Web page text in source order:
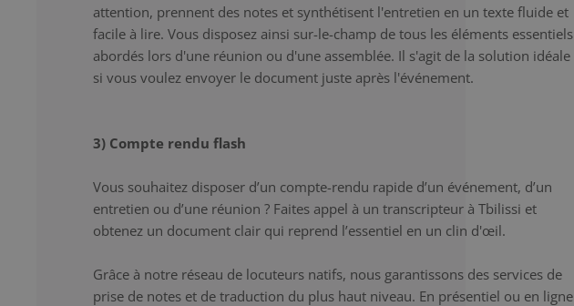
attention, prennent des notes et synthétisent l'entretien en un texte fluide et
facile à lire. Vous disposez ainsi sur-le-champ de tous les éléments essentiels
abordés lors d'une réunion ou d'une assemblée. Il s'agit de la solution idéale
si vous voulez envoyer le document juste après l'événement.
3) Compte rendu flash
Vous souhaitez disposer d’un compte-rendu rapide d’un événement, d’un
entretien ou d’une réunion ? Faites appel à un transcripteur à Tbilissi et
obtenez un document clair qui reprend l’essentiel en un clin d'œil.
Grâce à notre réseau de locuteurs natifs, nous garantissons des services de
prise de notes et de traduction du plus haut niveau. En présentiel ou en ligne